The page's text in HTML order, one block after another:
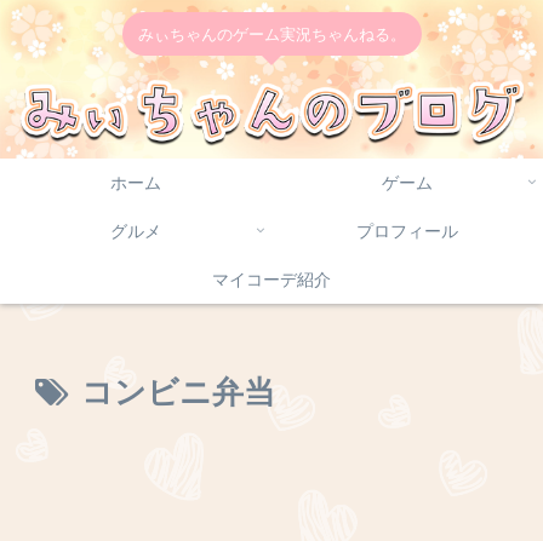
みぃちゃんのゲーム実況ちゃんねる。
ホーム ゲーム
グルメ プロフィール
マイコーデ紹介
コンビニ弁当